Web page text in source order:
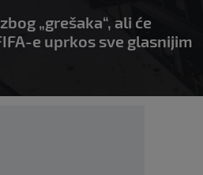
„grešaka“, ali će
e uprkos sve glasnijim